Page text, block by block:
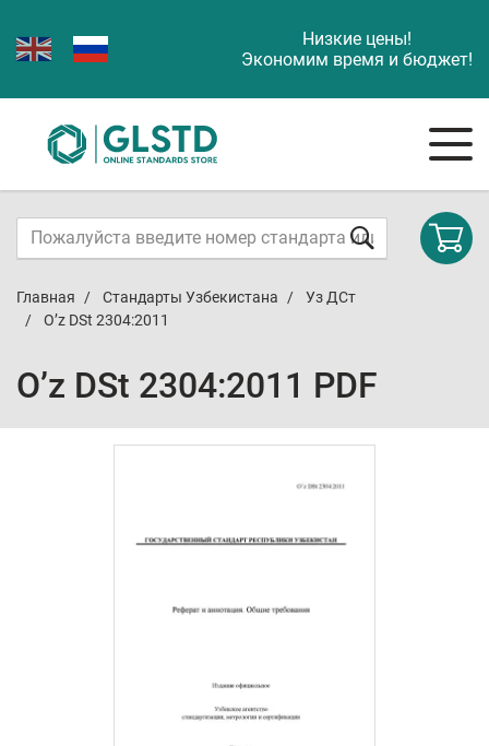
Низкие цены!
Экономим время и бюджет!
Главная Стандарты Узбекистана
Уз ДСт
O’z DSt 2304:2011
O’z DSt 2304:2011 PDF